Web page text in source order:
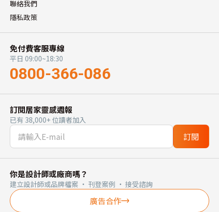
聯絡我們
隱私政策
免付費客服專線
平日 09:00~18:30
0800-366-086
訂閱居家靈感週報
已有 38,000+ 位讀者加入
訂閱
你是設計師或廠商嗎？
建立設計師或品牌檔案 · 刊登案例 · 接受諮詢
廣告合作